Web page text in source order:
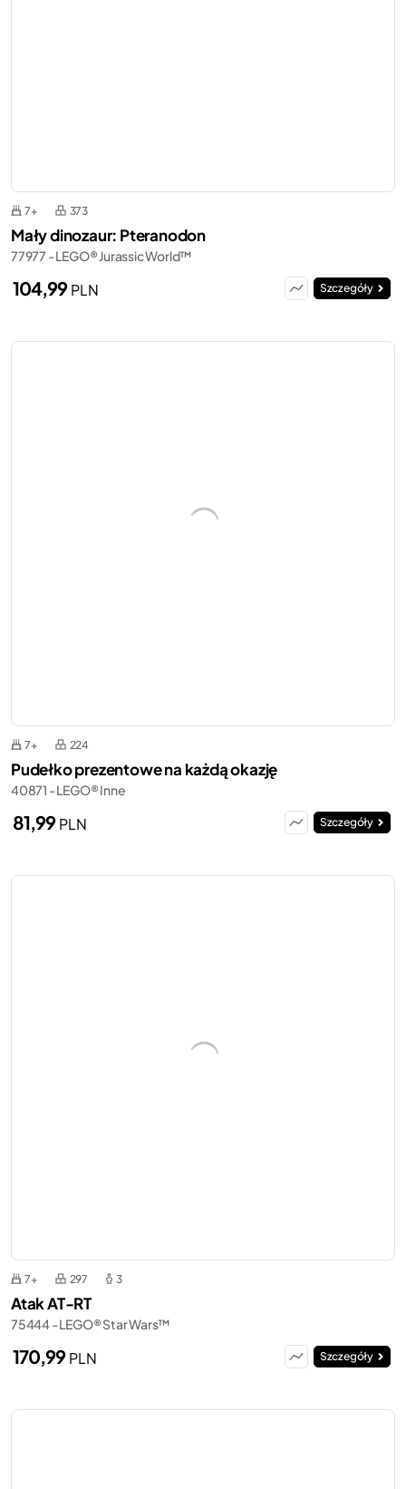
7+ 373
Mały dinozaur: Pteranodon
77977 - LEGO® Jurassic World™
104,99PLN Szczegóły
7+ 224
Pudełko prezentowe na każdą okazję
40871 - LEGO® Inne
81,99PLN Szczegóły
7+ 297 3
Atak AT-RT
75444 - LEGO® Star Wars™
170,99PLN Szczegóły